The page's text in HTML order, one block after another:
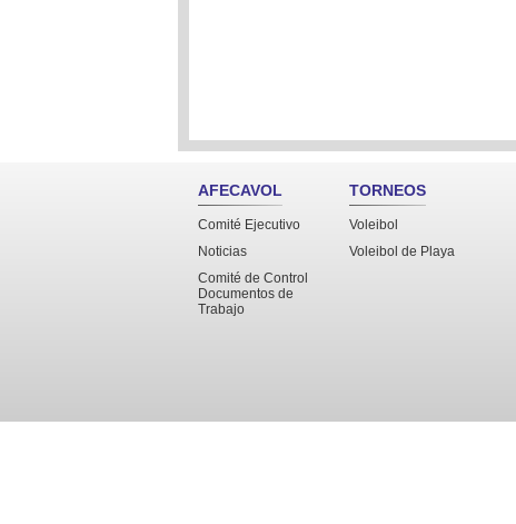
AFECAVOL
Comité Ejecutivo
Noticias
Comité de Control
Documentos de
Trabajo
TORNEOS
Voleibol
Voleibol de Playa